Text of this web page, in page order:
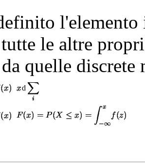
le altre
quelle
d